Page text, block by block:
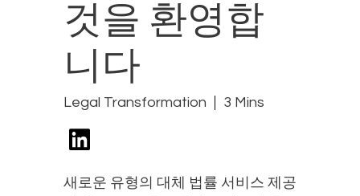
것을 환영합
니다
Legal Transformation 3 Mins
새로운 유형의 대체 법률 서비스 제공